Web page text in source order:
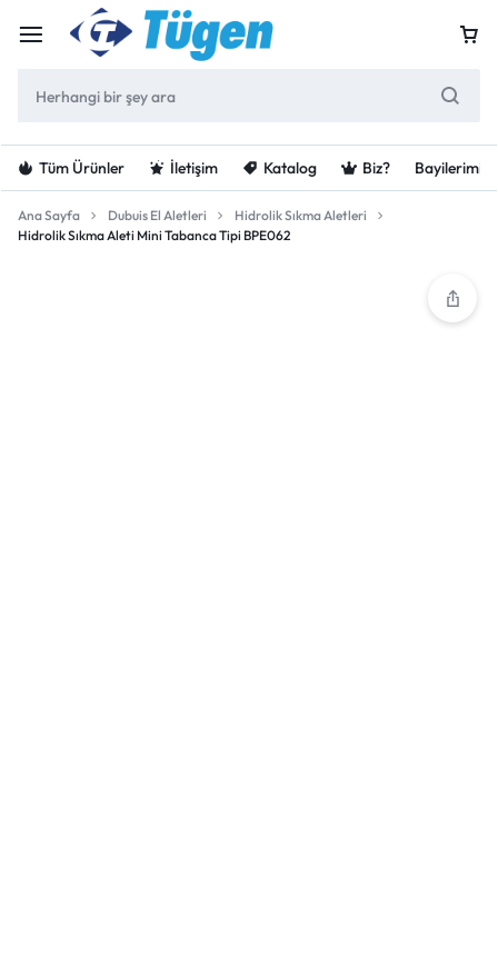
Tüm Ürünler İletişim Katalog Biz? Bayilerimiz
Ana Sayfa Dubuis El Aletleri
Hidrolik Sıkma Aletleri
Hidrolik Sıkma Aleti Mini Tabanca Tipi BPE062